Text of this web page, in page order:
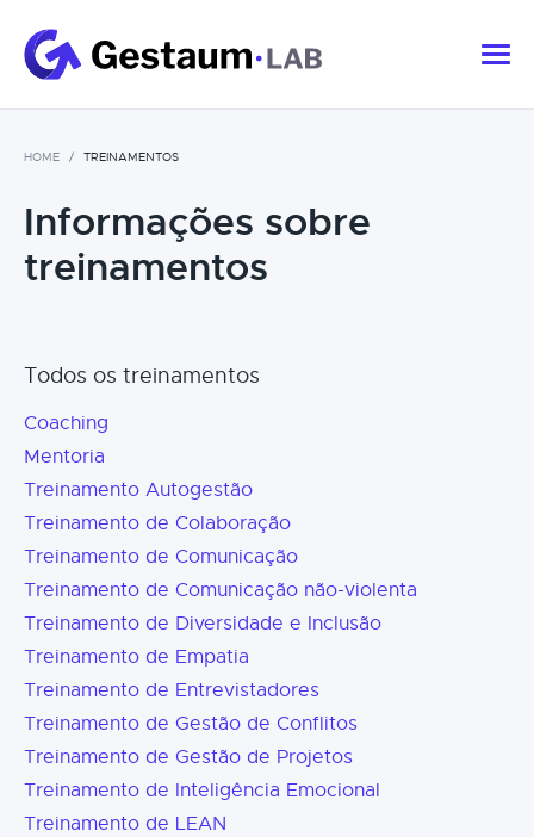
HOME TREINAMENTOS
Informações sobre
treinamentos
Todos os treinamentos
Coaching
Mentoria
Treinamento Autogestão
Treinamento de Colaboração
Treinamento de Comunicação
Treinamento de Comunicação não-violenta
Treinamento de Diversidade e Inclusão
Treinamento de Empatia
Treinamento de Entrevistadores
Treinamento de Gestão de Conflitos
Treinamento de Gestão de Projetos
Treinamento de Inteligência Emocional
Treinamento de LEAN